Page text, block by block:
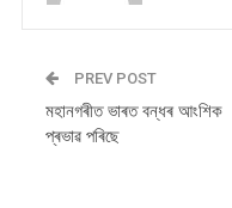
PREV POST
মহানগৰীত ভাৰত বন্ধৰ আংশিক
প্ৰভাৱ পৰিছে